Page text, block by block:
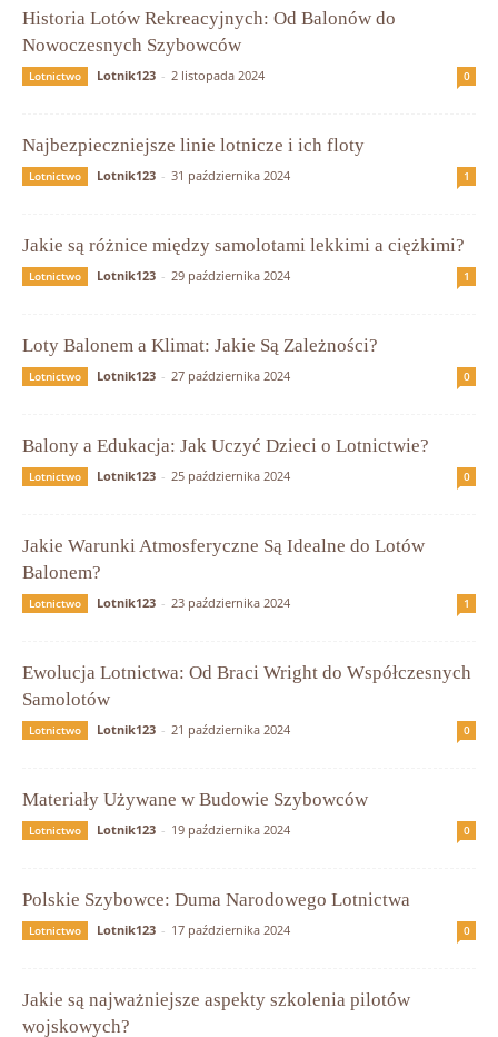
Historia Lotów Rekreacyjnych: Od Balonów do
Nowoczesnych Szybowców
Lotnictwo Lotnik123 - 2 listopada 2024 0
Najbezpieczniejsze linie lotnicze i ich floty
Lotnictwo Lotnik123 - 31 października 2024 1
Jakie są różnice między samolotami lekkimi a ciężkimi?
Lotnictwo Lotnik123 - 29 października 2024 1
Loty Balonem a Klimat: Jakie Są Zależności?
Lotnictwo Lotnik123 - 27 października 2024 0
Balony a Edukacja: Jak Uczyć Dzieci o Lotnictwie?
Lotnictwo Lotnik123 - 25 października 2024 0
Jakie Warunki Atmosferyczne Są Idealne do Lotów
Balonem?
Lotnictwo Lotnik123 - 23 października 2024 1
Ewolucja Lotnictwa: Od Braci Wright do Współczesnych
Samolotów
Lotnictwo Lotnik123 - 21 października 2024 0
Materiały Używane w Budowie Szybowców
Lotnictwo Lotnik123 - 19 października 2024 0
Polskie Szybowce: Duma Narodowego Lotnictwa
Lotnictwo Lotnik123 - 17 października 2024 0
Jakie są najważniejsze aspekty szkolenia pilotów
wojskowych?